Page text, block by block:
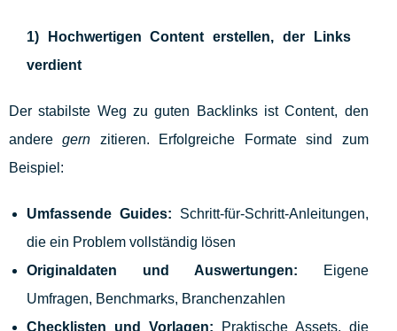
1) Hochwertigen Content erstellen, der Links
verdient
Der stabilste Weg zu guten Backlinks ist Content, den
anderegern zitieren. Erfolgreiche Formate sind zum
Beispiel:
Umfassende Guides: Schritt-für-Schritt-Anleitungen,
die ein Problem vollständig lösen
Originaldaten und Auswertungen: Eigene
Umfragen, Benchmarks, Branchenzahlen
Checklisten und Vorlagen: Praktische Assets, die